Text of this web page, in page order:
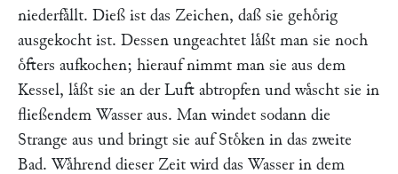
niederfaͤllt. Dieß ist das Zeichen, daß sie gehoͤrig
ausgekocht ist. Dessen ungeachtet laͤßt man sie noch
oͤfters aufkochen; hierauf nimmt man sie aus dem
Kessel, laͤßt sie an der Luft abtropfen und waͤscht sie in
fließendem Wasser aus. Man windet sodann die
Strange aus und bringt sie auf Stoͤken in das zweite
Bad. Waͤhrend dieser Zeit wird das Wasser in dem